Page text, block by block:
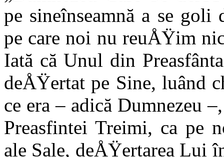
pe sineînseamnă a se
pe care noi nu reuÅŸim
Iată că Unul din
deÅŸertat pe Sine, luând
ce era – adică Dumnezeu
Preasfintei Treimi, ca pe
ale Sale, deÅŸertarea Lui